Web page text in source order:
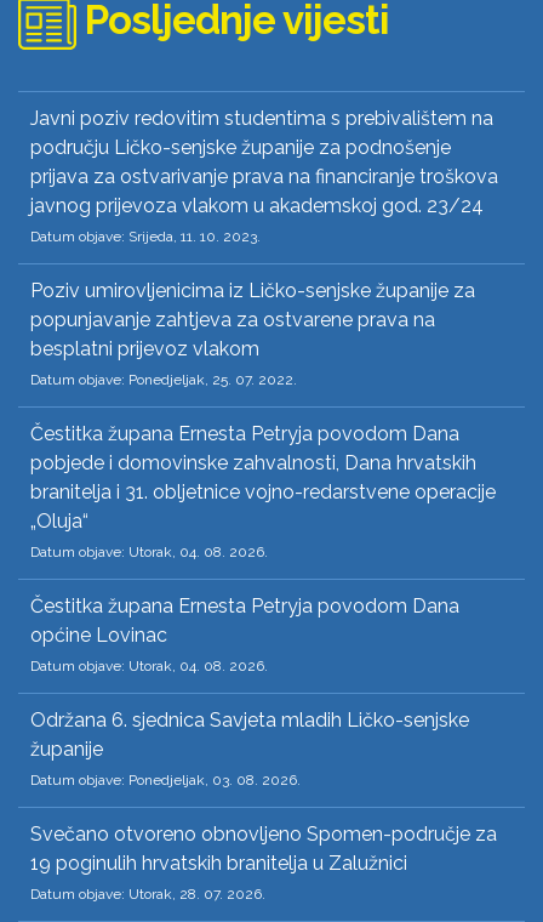
Posljednje vijesti
Javni poziv redovitim studentima s prebivalištem na
području Ličko-senjske županije za podnošenje
prijava za ostvarivanje prava na financiranje troškova
javnog prijevoza vlakom u akademskoj god. 23/24
Datum objave: Srijeda, 11. 10. 2023.
Poziv umirovljenicima iz Ličko-senjske županije za
popunjavanje zahtjeva za ostvarene prava na
besplatni prijevoz vlakom
Datum objave: Ponedjeljak, 25. 07. 2022.
Čestitka župana Ernesta Petryja povodom Dana
pobjede i domovinske zahvalnosti, Dana hrvatskih
branitelja i 31. obljetnice vojno-redarstvene operacije
„Oluja“
Datum objave: Utorak, 04. 08. 2026.
Čestitka župana Ernesta Petryja povodom Dana
općine Lovinac
Datum objave: Utorak, 04. 08. 2026.
Održana 6. sjednica Savjeta mladih Ličko-senjske
županije
Datum objave: Ponedjeljak, 03. 08. 2026.
Svečano otvoreno obnovljeno Spomen-područje za
19 poginulih hrvatskih branitelja u Zalužnici
Datum objave: Utorak, 28. 07. 2026.